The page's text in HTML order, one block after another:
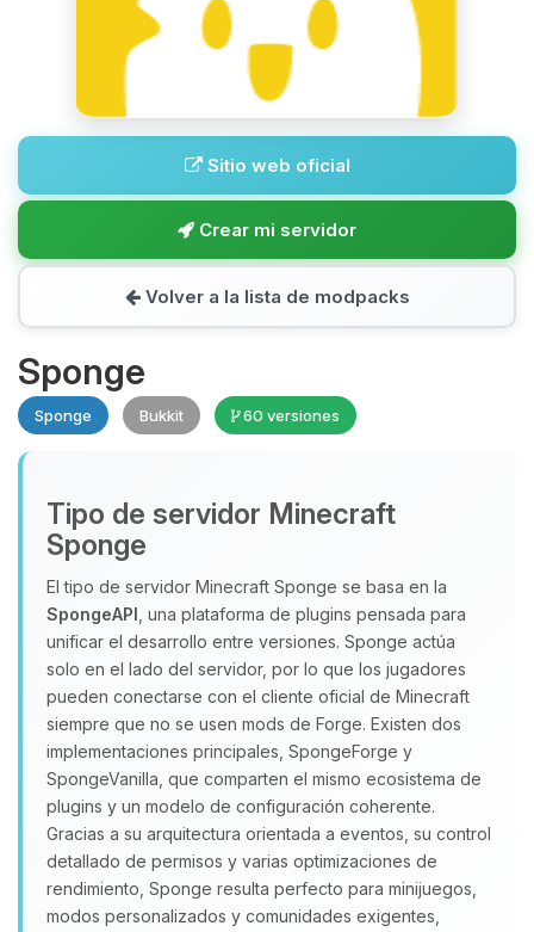
Sitio web oficial
Crear mi servidor
Volver a la lista de modpacks
Sponge
Sponge Bukkit 60 versiones
Tipo de servidor Minecraft
Sponge
El tipo de servidor Minecraft Sponge se basa en la
SpongeAPI , una plataforma de plugins pensada para
unificar el desarrollo entre versiones. Sponge actúa
solo en el lado del servidor, por lo que los jugadores
pueden conectarse con el cliente oficial de Minecraft
siempre que no se usen mods de Forge. Existen dos
implementaciones principales, SpongeForge y
SpongeVanilla, que comparten el mismo ecosistema de
plugins y un modelo de configuración coherente.
Gracias a su arquitectura orientada a eventos, su control
detallado de permisos y varias optimizaciones de
rendimiento, Sponge resulta perfecto para minijuegos,
modos personalizados y comunidades exigentes,
Yupi, por fin alguien con quien
hablar! Soy Choupy, tu pequeno
asistente de BoxToPlay. Cuentame
que necesitas y moveré mis
pequenos circuitos para ayudarte.
06/08/2026 06:08